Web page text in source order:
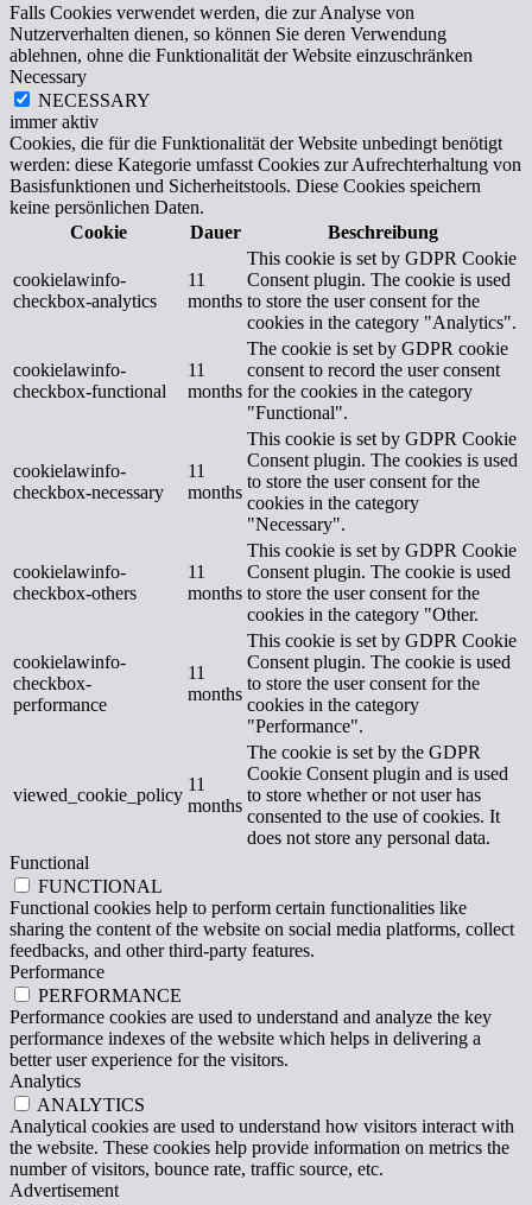
Falls Cookies verwendet werden, die zur Analyse von
Nutzerverhalten dienen, so können Sie deren Verwendung
ablehnen, ohne die Funktionalität der Website einzuschränken
Necessary
NECESSARY
immer aktiv
Cookies, die für die Funktionalität der Website unbedingt benötigt
werden: diese Kategorie umfasst Cookies zur Aufrechterhaltung von
Basisfunktionen und Sicherheitstools. Diese Cookies speichern
keine persönlichen Daten.
Cookie
Dauer Beschreibung
cookielawinfo-
checkbox-analytics
11
months
This cookie is set by GDPR Cookie
Consent plugin. The cookie is used
to store the user consent for the
cookies in the category "Analytics".
cookielawinfo-
checkbox-functional
11
months
The cookie is set by GDPR cookie
consent to record the user consent
for the cookies in the category
"Functional".
cookielawinfo-
checkbox-necessary
11
months
This cookie is set by GDPR Cookie
Consent plugin. The cookies is used
to store the user consent for the
cookies in the category
"Necessary".
cookielawinfo-
checkbox-others
11
months
This cookie is set by GDPR Cookie
Consent plugin. The cookie is used
to store the user consent for the
cookies in the category "Other.
cookielawinfo-
checkbox-
performance
11
months
This cookie is set by GDPR Cookie
Consent plugin. The cookie is used
to store the user consent for the
cookies in the category
"Performance".
viewed_cookie_policy
11
months
The cookie is set by the GDPR
Cookie Consent plugin and is used
to store whether or not user has
consented to the use of cookies. It
does not store any personal data.
Functional
FUNCTIONAL
Functional cookies help to perform certain functionalities like
sharing the content of the website on social media platforms, collect
feedbacks, and other third-party features.
Performance
PERFORMANCE
Performance cookies are used to understand and analyze the key
performance indexes of the website which helps in delivering a
better user experience for the visitors.
Analytics
ANALYTICS
Analytical cookies are used to understand how visitors interact with
the website. These cookies help provide information on metrics the
number of visitors, bounce rate, traffic source, etc.
Advertisement